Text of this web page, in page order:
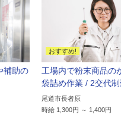
補助の
工場内で粉末商品の
袋詰め作業 / 2交代制
尾道市長者原
時給 1,300円 ～ 1,400円